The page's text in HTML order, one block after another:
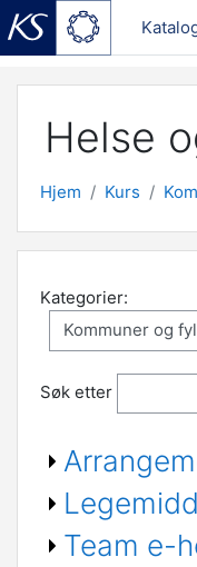
Helse
Hjem Kurs
Kategorier:
Søk etter
Team e-